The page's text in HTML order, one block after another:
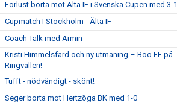
Förlust borta mot Älta IF i Svenska Cupen med 3-1
Cupmatch I Stockholm - Älta IF
Coach Talk med Armin
Kristi Himmelsfärd och ny utmaning – Boo FF på
Ringvallen!
Tufft - nödvändigt - skönt!
Seger borta mot Hertzöga BK med 1-0